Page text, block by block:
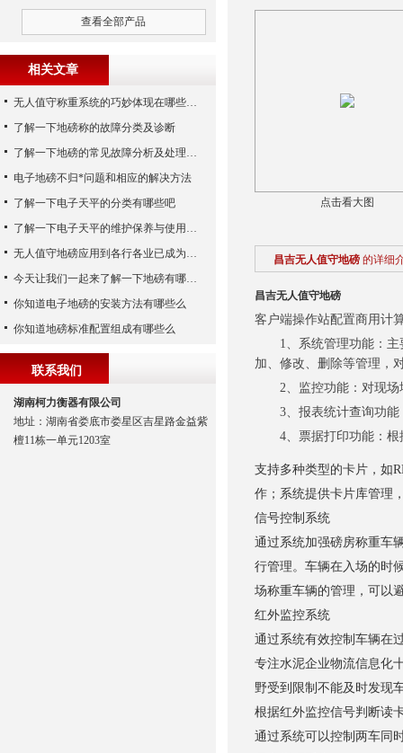
点击看大图
昌吉无人值守地磅 的详细
昌吉无人值守地磅
客户端操作站配置商用计
1、系统管理功能：主
加、修改、删除等管理，
2、监控功能：对现场
3、报表统计查询功能
4、票据打印功能：根
支持多种类型的卡片，如
作；系统提供卡片库管理
信号控制系统
通过系统加强磅房称重车
行管理。车辆在入场的时
场称重车辆的管理，可以
红外监控系统
通过系统有效控制车辆在
专注水泥企业物流信息化
野受到限制不能及时发现
根据红外监控信号判断读
通过系统可以控制两车同
查看全部产品
相关文章
无人值守称重系统的巧妙体现在哪些方面呢？
了解一下地磅称的故障分类及诊断
了解一下地磅的常见故障分析及处理方法
电子地磅不归*问题和相应的解决方法
了解一下电子天平的分类有哪些吧
了解一下电子天平的维护保养与使用注意事项
无人值守地磅应用到各行各业已成为称重历史发展的潮流
今天让我们一起来了解一下地磅有哪些特点吧
你知道电子地磅的安装方法有哪些么
你知道地磅标准配置组成有哪些么
联系我们
湖南柯力衡器有限公司
地址：湖南省娄底市娄星区吉星路金益紫
檀11栋一单元1203室